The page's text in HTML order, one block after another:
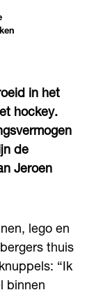
in het
hockey.
de
Jeroen
lego en
thuis
“Ik
binnen